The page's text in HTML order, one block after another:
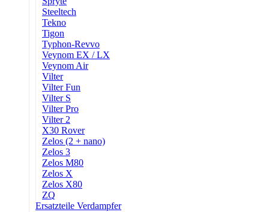
Steeltech
Tekno
Tigon
Typhon-Revvo
Veynom EX / LX
Veynom Air
Vilter
Vilter Fun
Vilter S
Vilter Pro
Vilter 2
X30 Rover
Zelos (2 + nano)
Zelos 3
Zelos M80
Zelos X
Zelos X80
ZQ
Ersatzteile Verdampfer